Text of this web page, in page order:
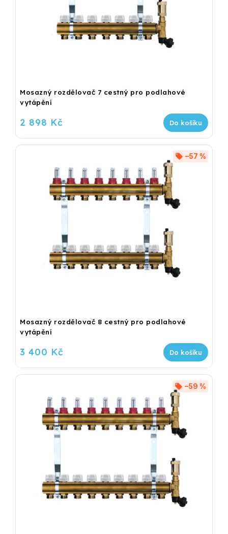
Mosazný rozdělovač 7 cestný pro podlahové
vytápění
2 898 Kč Do košíku
Mosazný rozdělovač 8 cestný pro podlahové
vytápění
–57 %
3 400 Kč Do košíku
–59 %